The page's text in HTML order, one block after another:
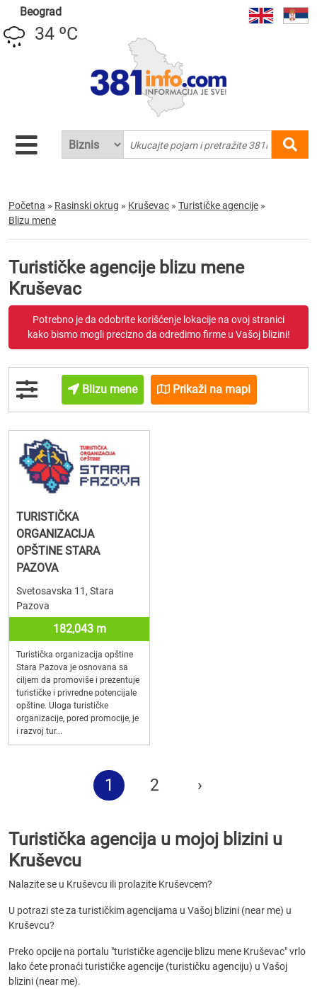
Beograd
34 ºC
Početna » Rasinski okrug » Kruševac » Turističke agencije »
Blizu mene
Turističke agencije blizu mene
Kruševac
Potrebno je da odobrite korišćenje lokacije na ovoj stranici
kako bismo mogli precizno da odredimo firme u Vašoj blizini!
Blizu mene Prikaži na mapi
TURISTIČKA
ORGANIZACIJA
OPŠTINE STARA
PAZOVA
Svetosavska 11, Stara
Pazova
182,043 m
Turistička organizacija opštine
Stara Pazova je osnovana sa
ciljem da promoviše i prezentuje
turističke i privredne potencijale
opštine. Uloga turističke
organizacije, pored promocije, je
i razvoj tur...
1 2 ›
Turistička agencija u mojoj blizini u
Kruševcu
Nalazite se u Kruševcu ili prolazite Kruševcem?
U potrazi ste za turističkim agencijama u Vašoj blizini (near me) u
Kruševcu?
Preko opcije na portalu "turističke agencije blizu mene Kruševac" vrlo
lako ćete pronaći turističke agencije (turističku agenciju) u Vašoj
blizini (near me).